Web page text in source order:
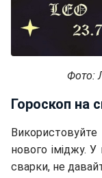
Фото:
Гороскоп на
нового іміджу.
сварки, не